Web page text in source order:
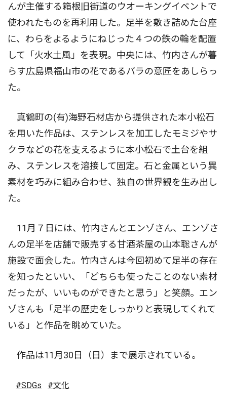
んが主催する箱根旧街道のウオーキングイベントで
使われたものを再利用した。足半を敷き詰めた台座
に、わらをよるようにねじった４つの鉄の輪を配置
して「火水土風」を表現。中央には、竹内さんが暮
らす広島県福山市の花であるバラの意匠をあしらっ
た。
真鶴町の(有)海野石材店から提供された本小松石
を用いた作品は、ステンレスを加工したモミジやサ
クラなどの花を支えるように本小松石で土台を組
み、ステンレスを溶接して固定。石と金属という異
素材を巧みに組み合わせ、独自の世界観を生み出し
た。
11月７日には、竹内さんとエンゾさん、エンゾさ
んの足半を店舗で販売する甘酒茶屋の山本聡さんが
施設で面会した。竹内さんは今回初めて足半の存在
を知ったといい、「どちらも使ったことのない素材
だったが、いいものができたと思う」と笑顔。エン
ゾさんも「足半の歴史をしっかりと表現してくれて
いる」と作品を眺めていた。
作品は11月30日（日）まで展示されている。
#SDGs #文化